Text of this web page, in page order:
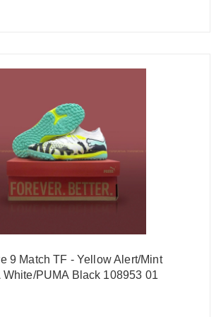
9 Match TF - Yellow Alert/Mint
PUMA Black 108953 01